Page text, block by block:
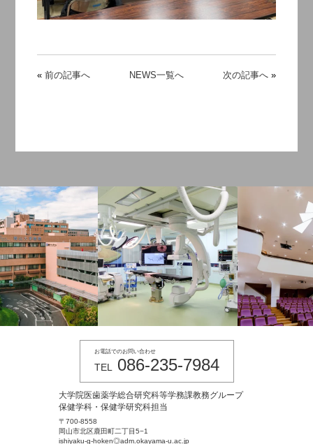
« 前の記事へ NEWS一覧へ 次の記事へ »
お電話でのお問い合わせ
TEL 086-235-7984
大学院医歯薬学総合研究科等学務課教務グループ
保健学科・保健学研究科担当
〒700-8558
岡山市北区鹿田町二丁目5−1
ishiyaku-g-hoken◎adm.okayama-u.ac.jp